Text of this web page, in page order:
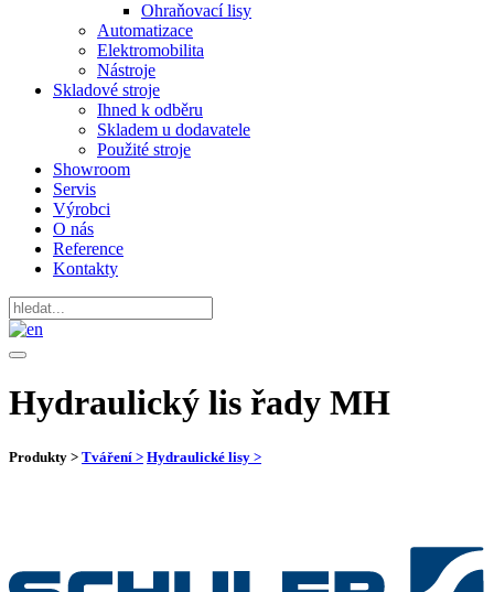
Ohraňovací lisy
Automatizace
Elektromobilita
Nástroje
Skladové stroje
Ihned k odběru
Skladem u dodavatele
Použité stroje
Showroom
Servis
Výrobci
O nás
Reference
Kontakty
Hydraulický lis řady MH
Produkty > Tváření > Hydraulické lisy >